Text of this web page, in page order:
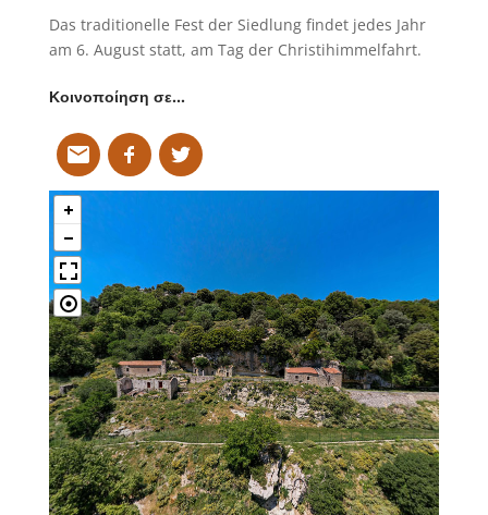
Das traditionelle Fest der Siedlung findet jedes Jahr
am 6. August statt, am Tag der Christihimmelfahrt.
Κοινοποίηση σε…